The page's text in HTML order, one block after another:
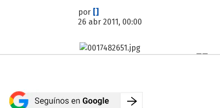
por []
26 abr 2011, 00:00